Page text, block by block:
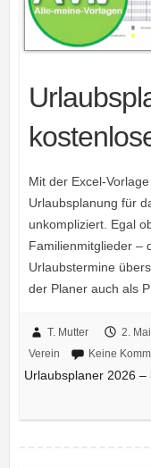
Mit der Excel-
Urlaubsplanung für
unkompliziert. Egal
Familienmitglieder –
Urlaubstermine
der Planer auch als
T. Mutter 2.
Verein
Keine
Urlaubsplaner 2026 –